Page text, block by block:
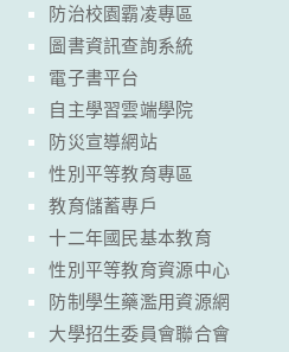
防治校園霸凌專區
圖書資訊查詢系統
電子書平台
自主學習雲端學院
防災宣導網站
性別平等教育專區
教育儲蓄專戶
十二年國民基本教育
性別平等教育資源中心
防制學生藥濫用資源網
大學招生委員會聯合會